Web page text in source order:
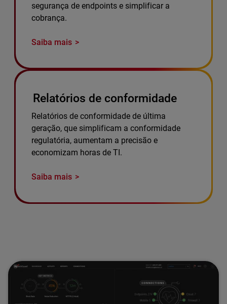
segurança de endpoints e simplificar a
cobrança.
Saiba mais
Relatórios de conformidade
Relatórios de conformidade de última
geração, que simplificam a conformidade
regulatória, aumentam a precisão e
economizam horas de TI.
Saiba mais